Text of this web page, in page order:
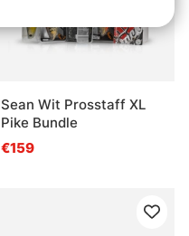
Sean Wit Prosstaff XL
Pike Bundle
€159